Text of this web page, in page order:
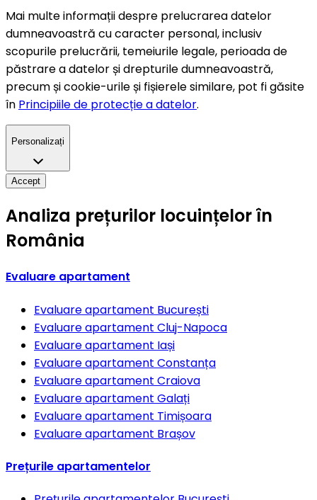
Mai multe informații despre prelucrarea datelor
dumneavoastră cu caracter personal, inclusiv
scopurile prelucrării, temeiurile legale, perioada de
păstrare a datelor și drepturile dumneavoastră,
precum și cookie-urile și fișierele similare, pot fi găsite
în Principiile de protecție a datelor.
Personalizați
Accept
Analiza prețurilor locuințelor în
România
Evaluare apartament
Evaluare apartament București
Evaluare apartament Cluj-Napoca
Evaluare apartament Iași
Evaluare apartament Constanța
Evaluare apartament Craiova
Evaluare apartament Galați
Evaluare apartament Timișoara
Evaluare apartament Brașov
Prețurile apartamentelor